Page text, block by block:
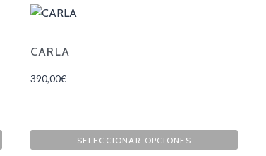
CARLA
390,00€
SELECCIONAR OPCIONES